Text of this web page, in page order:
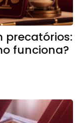
precatórios:
funciona?